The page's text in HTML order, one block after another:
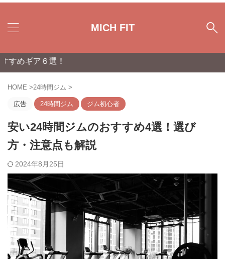
MICH FIT
選！
HOME >24時間ジム >
広告 24時間ジム ジム初心者
安い24時間ジムのおすすめ4選！選び
方・注意点も解説
2024年8月25日